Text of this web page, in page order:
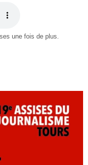
une fois de plus.